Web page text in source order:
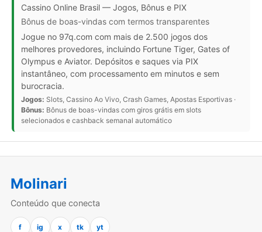
Cassino Online Brasil — Jogos, Bônus e PIX
Bônus de boas-vindas com termos transparentes
Jogue no 97q.com com mais de 2.500 jogos dos
melhores provedores, incluindo Fortune Tiger, Gates of
Olympus e Aviator. Depósitos e saques via PIX
instantâneo, com processamento em minutos e sem
burocracia.
Jogos: Slots, Cassino Ao Vivo, Crash Games, Apostas Esportivas ·
Bônus: Bônus de boas-vindas com giros grátis em slots
selecionados e cashback semanal automático
Molinari
Conteúdo que conecta
f ig x tk yt